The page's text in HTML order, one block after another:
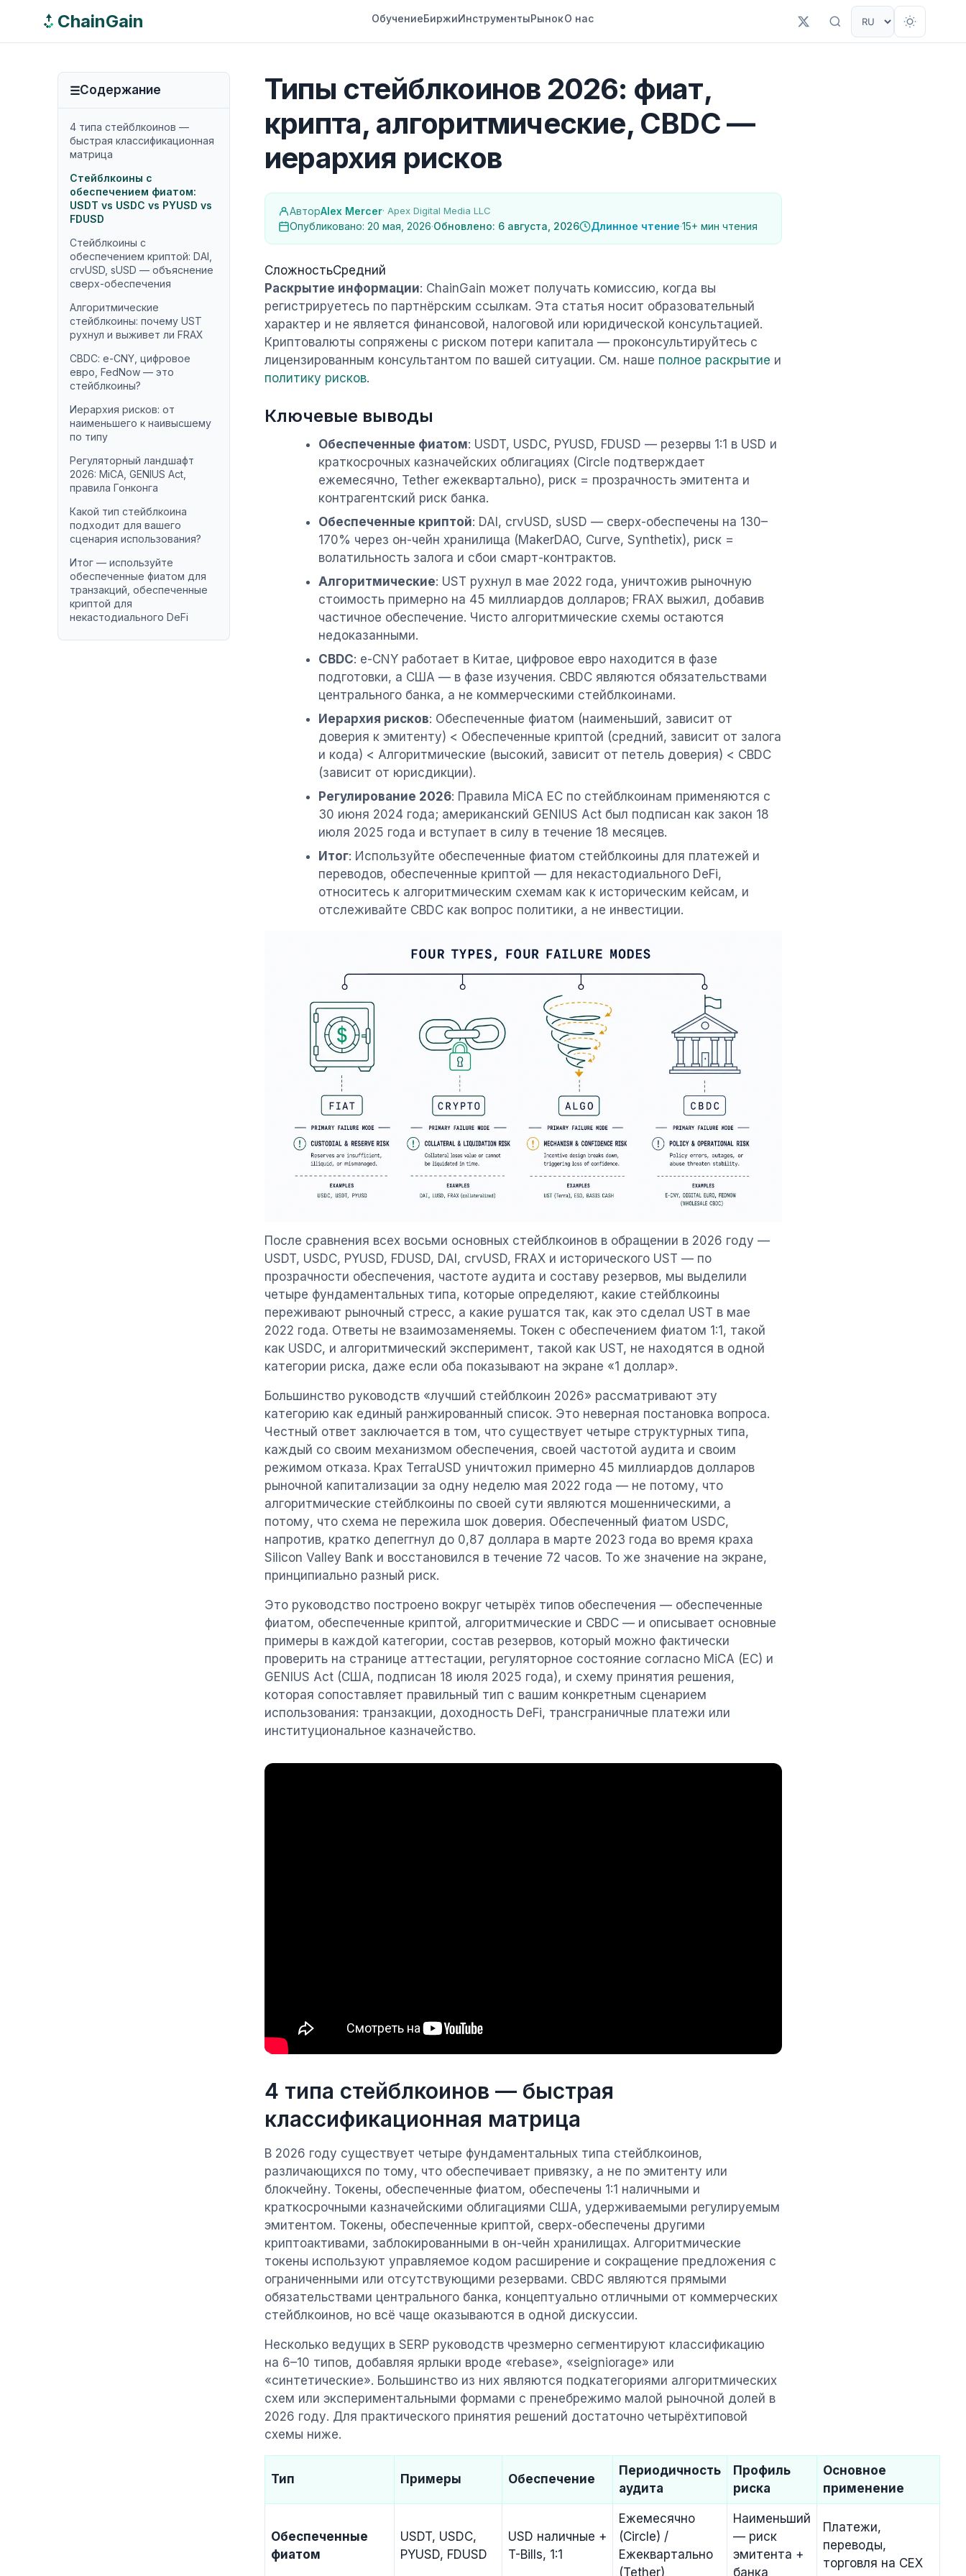
ChainGain ОбучениеБиржиИнструментыРынокО нас
Содержание
4 типа стейблкоинов —
быстрая классификационная
матрица
Стейблкоины с
обеспечением фиатом:
USDT vs USDC vs PYUSD vs
FDUSD
Стейблкоины с
обеспечением криптой: DAI,
crvUSD, sUSD — объяснение
сверх-обеспечения
Алгоритмические
стейблкоины: почему UST
рухнул и выживет ли FRAX
CBDC: e-CNY, цифровое
евро, FedNow — это
стейблкоины?
Иерархия рисков: от
наименьшего к наивысшему
по типу
Регуляторный ландшафт
2026: MiCA, GENIUS Act,
правила Гонконга
Какой тип стейблкоина
подходит для вашего
сценария использования?
Итог — используйте
обеспеченные фиатом для
транзакций, обеспеченные
криптой для
некастодиального DeFi
Типы стейблкоинов 2026: фиат,
крипта, алгоритмические, CBDC —
иерархия рисков
АвторAlex Mercer· Apex Digital Media LLC
Опубликовано: 20 мая, 2026·Обновлено: 6 августа, 2026 Длинное чтение·15+ мин чтения
СложностьСредний
Раскрытие информации: ChainGain может получать комиссию, когда вы
регистрируетесь по партнёрским ссылкам. Эта статья носит образовательный
характер и не является финансовой, налоговой или юридической консультацией.
Криптовалюты сопряжены с риском потери капитала — проконсультируйтесь с
лицензированным консультантом по вашей ситуации. См. наше полное раскрытие и
политику рисков.
Ключевые выводы
Обеспеченные фиатом: USDT, USDC, PYUSD, FDUSD — резервы 1:1 в USD и
краткосрочных казначейских облигациях (Circle подтверждает
ежемесячно, Tether ежеквартально), риск = прозрачность эмитента и
контрагентский риск банка.
Обеспеченные криптой: DAI, crvUSD, sUSD — сверх-обеспечены на 130–
170% через он-чейн хранилища (MakerDAO, Curve, Synthetix), риск =
волатильность залога и сбои смарт-контрактов.
Алгоритмические: UST рухнул в мае 2022 года, уничтожив рыночную
стоимость примерно на 45 миллиардов долларов; FRAX выжил, добавив
частичное обеспечение. Чисто алгоритмические схемы остаются
недоказанными.
CBDC: e-CNY работает в Китае, цифровое евро находится в фазе
подготовки, а США — в фазе изучения. CBDC являются обязательствами
центрального банка, а не коммерческими стейблкоинами.
Иерархия рисков: Обеспеченные фиатом (наименьший, зависит от
доверия к эмитенту) < Обеспеченные криптой (средний, зависит от залога
и кода) < Алгоритмические (высокий, зависит от петель доверия) < CBDC
(зависит от юрисдикции).
Регулирование 2026: Правила MiCA ЕС по стейблкоинам применяются с
30 июня 2024 года; американский GENIUS Act был подписан как закон 18
июля 2025 года и вступает в силу в течение 18 месяцев.
Итог: Используйте обеспеченные фиатом стейблкоины для платежей и
переводов, обеспеченные криптой — для некастодиального DeFi,
относитесь к алгоритмическим схемам как к историческим кейсам, и
отслеживайте CBDC как вопрос политики, а не инвестиции.
После сравнения всех восьми основных стейблкоинов в обращении в 2026 году —
USDT, USDC, PYUSD, FDUSD, DAI, crvUSD, FRAX и исторического UST — по
прозрачности обеспечения, частоте аудита и составу резервов, мы выделили
четыре фундаментальных типа, которые определяют, какие стейблкоины
переживают рыночный стресс, а какие рушатся так, как это сделал UST в мае
2022 года. Ответы не взаимозаменяемы. Токен с обеспечением фиатом 1:1, такой
как USDC, и алгоритмический эксперимент, такой как UST, не находятся в одной
категории риска, даже если оба показывают на экране «1 доллар».
Большинство руководств «лучший стейблкоин 2026» рассматривают эту
категорию как единый ранжированный список. Это неверная постановка вопроса.
Честный ответ заключается в том, что существует четыре структурных типа,
каждый со своим механизмом обеспечения, своей частотой аудита и своим
режимом отказа. Крах TerraUSD уничтожил примерно 45 миллиардов долларов
рыночной капитализации за одну неделю мая 2022 года — не потому, что
алгоритмические стейблкоины по своей сути являются мошенническими, а
потому, что схема не пережила шок доверия. Обеспеченный фиатом USDC,
напротив, кратко депеггнул до 0,87 доллара в марте 2023 года во время краха
Silicon Valley Bank и восстановился в течение 72 часов. То же значение на экране,
принципиально разный риск.
Это руководство построено вокруг четырёх типов обеспечения — обеспеченные
фиатом, обеспеченные криптой, алгоритмические и CBDC — и описывает основные
примеры в каждой категории, состав резервов, который можно фактически
проверить на странице аттестации, регуляторное состояние согласно MiCA (ЕС) и
GENIUS Act (США, подписан 18 июля 2025 года), и схему принятия решения,
которая сопоставляет правильный тип с вашим конкретным сценарием
использования: транзакции, доходность DeFi, трансграничные платежи или
институциональное казначейство.
4 типа стейблкоинов — быстрая
классификационная матрица
В 2026 году существует четыре фундаментальных типа стейблкоинов,
различающихся по тому, что обеспечивает привязку, а не по эмитенту или
блокчейну. Токены, обеспеченные фиатом, обеспечены 1:1 наличными и
краткосрочными казначейскими облигациями США, удерживаемыми регулируемым
эмитентом. Токены, обеспеченные криптой, сверх-обеспечены другими
криптоактивами, заблокированными в он-чейн хранилищах. Алгоритмические
токены используют управляемое кодом расширение и сокращение предложения с
ограниченными или отсутствующими резервами. CBDC являются прямыми
обязательствами центрального банка, концептуально отличными от коммерческих
стейблкоинов, но всё чаще оказываются в одной дискуссии.
Несколько ведущих в SERP руководств чрезмерно сегментируют классификацию
на 6–10 типов, добавляя ярлыки вроде «rebase», «seigniorage» или
«синтетические». Большинство из них являются подкатегориями алгоритмических
схем или экспериментальными формами с пренебрежимо малой рыночной долей в
2026 году. Для практического принятия решений достаточно четырёхтиповой
схемы ниже.
Тип Примеры Обеспечение
Периодичность
аудита
Профиль
риска
Основное
применение
Обеспеченные
фиатом
USDT, USDC,
PYUSD, FDUSD
USD наличные +
T-Bills, 1:1
Ежемесячно
(Circle) /
Ежеквартально
(Tether)
Наименьший
— риск
эмитента +
банка
Платежи,
переводы,
торговля на CEX